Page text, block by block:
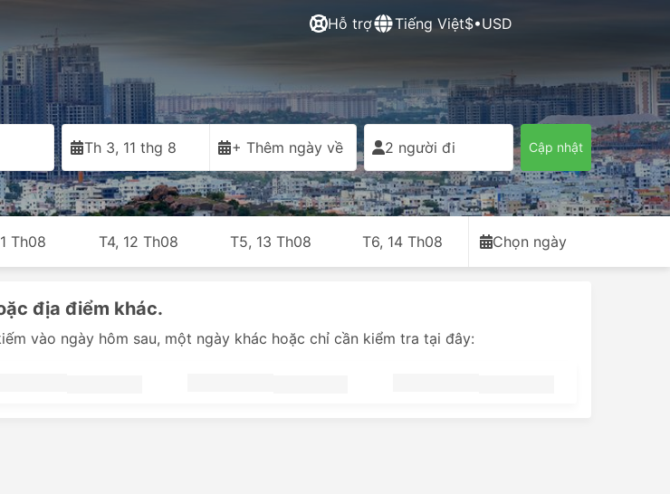
Hỗ trợ Tiếng Việt$•USD
Th 3, 11 thg 8 + Thêm ngày về 2 người đi Cập nhật
Th08 T4, 12 Th08 T5, 13 Th08 T6, 14 Th08 Chọn ngày
địa điểm khác.
vào ngày hôm sau, một ngày khác hoặc chỉ cần kiểm tra tại đây: